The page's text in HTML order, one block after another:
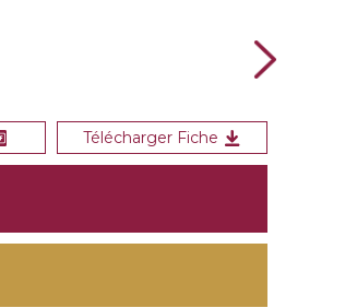
Télécharger Fiche